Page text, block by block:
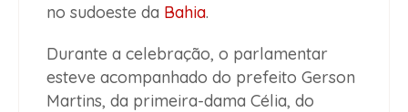
no sudoeste da Bahia.
Durante a celebração, o parlamentar
esteve acompanhado do prefeito Gerson
Martins, da primeira-dama Célia, do